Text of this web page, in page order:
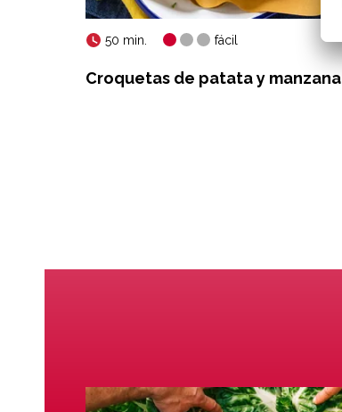
50 min. fácil
Croquetas de patata y manzana